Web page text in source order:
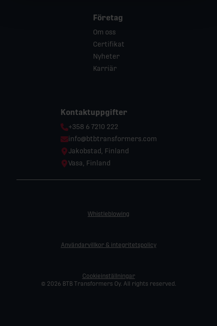
Företag
Om oss
Certifikat
Nyheter
Karriär
Kontaktuppgifter
Phone:
+358 6 7210 222
Email:
info@btbtransformers.com
Location:
Jakobstad, Finland
Location:
Vasa, Finland
© 2026 BTB Transformers Oy. All rights reserved.
Whistleblowing
Användarvillkor & integritetspolicy
Cookieinställningar